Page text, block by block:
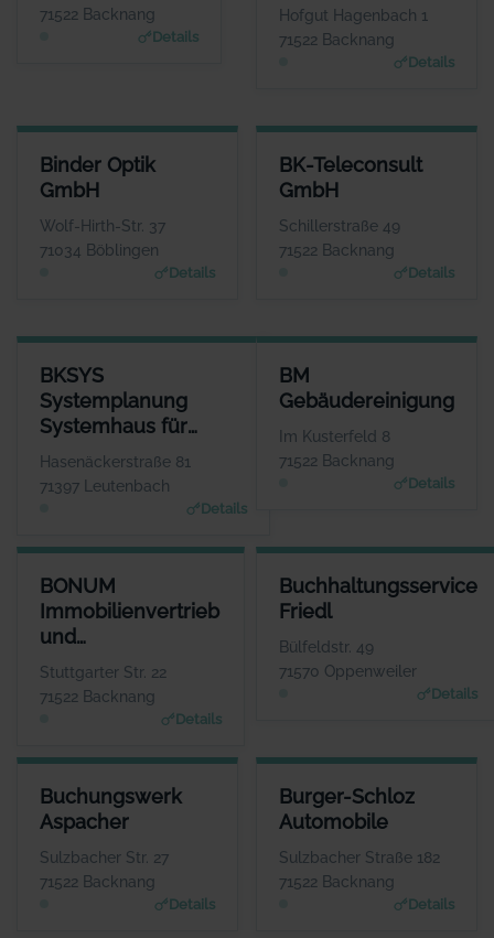
71522 Backnang
Details
www.beis-creations.co
m
Hofgut Hagenbach 1
71522 Backnang
Details
www.hausarztpraxis-
Binder Optik
GmbH
Wolf-Hirth-Str. 37
71034 Böblingen
Details
BINDER OPTIK GMBH
ANSPRECHPARTNER
Herr Helmut Baur
WEBSITE
www.binder-optik.de
BK-Teleconsult
GmbH
Schillerstraße 49
71522 Backnang
Details
BK-TELECONSULT GMBH
ANSPRECHPARTNER
Herr Martin Götzer
www.bk-teleconsult.de
BKSYS
Systemplanung
Systemhaus für
Anwendungssoftware
Hasenäckerstraße 81
71397 Leutenbach
Details
BKSYS SYSTEMPLANUNG SYSTEMHAUS FÜR
Herr Bernd
www.bksys-
BM
Gebäudereinigung
Im Kusterfeld 8
71522 Backnang
Details
BM GEBÄUDEREINIGUNG
ANSPRECHPARTNER
Herr Tihomir
Beganovic
www.bmreinigung.de
BONUM
Immobilienvertrieb
und
Projektentwicklung
GmbH
Stuttgarter Str. 22
71522 Backnang
Details
BONUM IMMOBILIENVERTRIEB UND PROJEKTENTWICKLUNG
www.bonum-
Buchhaltungsservice
Friedl
Bülfeldstr. 49
71570 Oppenweiler
Details
BUCHHALTUNGSSERVICE
Buchungswerk
Aspacher
Sulzbacher Str. 27
71522 Backnang
Details
BUCHUNGSWERK ASPACHER
ANSPRECHPARTNER
Frau Isabel Aspacher
www.aspacher-buchungsw
Burger-Schloz
Automobile
Sulzbacher Straße 182
71522 Backnang
Details
BURGER-SCHLOZ
Herr Wolfgang
www.burgerschloz.de